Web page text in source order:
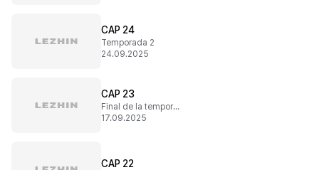
CAP 24
Temporada 2
24.09.2025
CAP 23
Final de la temporada 1
17.09.2025
CAP 22